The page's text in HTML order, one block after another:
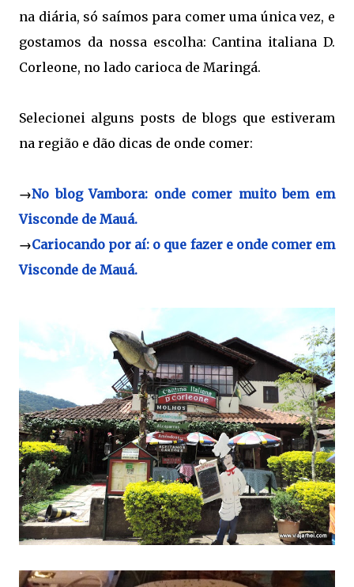
na diária, só saímos para comer uma única vez, e
gostamos da nossa escolha: Cantina italiana D.
Corleone, no lado carioca de Maringá.
Selecionei alguns posts de blogs que estiveram
na região e dão dicas de onde comer:
→No blog Vambora: onde comer muito bem em
Visconde de Mauá.
→Cariocando por aí: o que fazer e onde comer em
Visconde de Mauá.